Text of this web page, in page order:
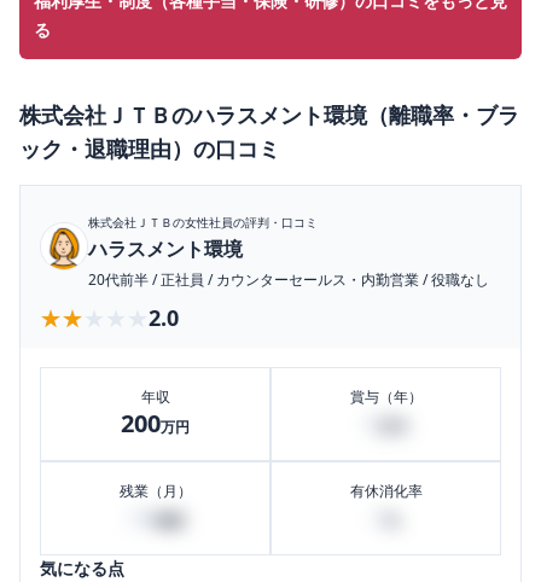
る
株式会社ＪＴＢのハラスメント環境（離職率・ブラ
ック・退職理由） の口コミ
株式会社ＪＴＢの女性社員の評判・口コミ
ハラスメント環境
20代前半/正社員 /カウンターセールス・内勤営業/役職なし
★★★★★
★★★★★ 2.0
年収
200万円
賞与（年）
残業（月） 有休消化率
気になる点